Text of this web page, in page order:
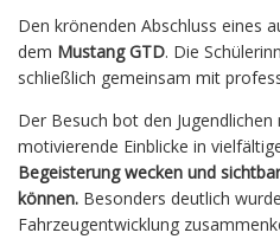
Den krönenden Abschluss eines
dem Mustang GTD. Die
schließlich gemeinsam mit
Der Besuch bot den
motivierende Einblicke in
Begeisterung wecken und
können. Besonders deutlich
Fahrzeugentwicklung